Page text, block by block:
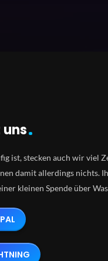
ist, stecken auch wir viel
damit allerdings nichts.
kleinen Spende über